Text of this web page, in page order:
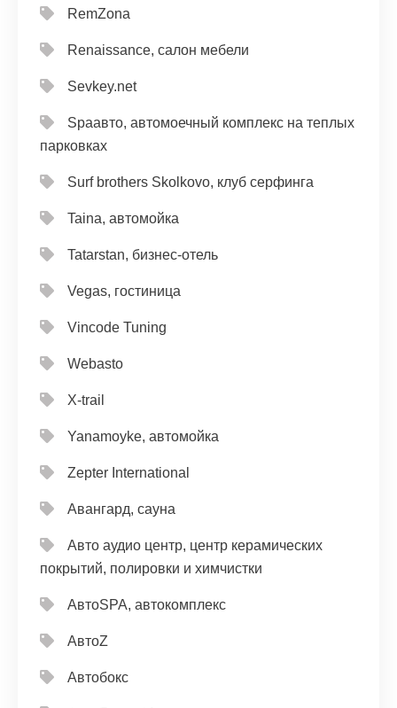
RemZona
Renaissance, салон мебели
Sevkey.net
Spaавто, автомоечный комплекс на теплых
парковках
Surf brothers Skolkovo, клуб серфинга
Taina, автомойка
Tatarstan, бизнес-отель
Vegas, гостиница
Vincode Tuning
Webasto
X-trail
Yanamoyke, автомойка
Zepter International
Авангард, сауна
Авто аудио центр, центр керамических
покрытий, полировки и химчистки
АвтоSPA, автокомплекс
АвтоZ
Автобокс